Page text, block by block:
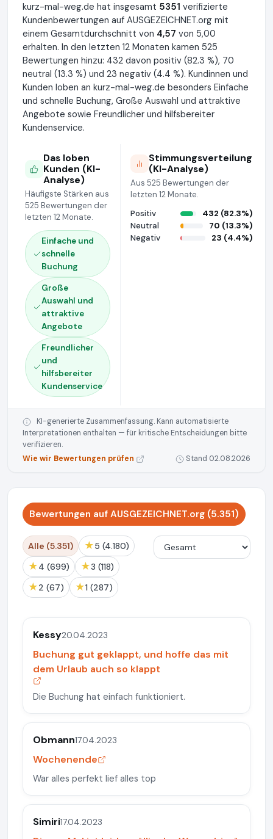
kurz-mal-weg.de hat insgesamt 5351 verifizierte
Kundenbewertungen auf AUSGEZEICHNET.org mit
einem Gesamtdurchschnitt von 4,57 von 5,00
erhalten. In den letzten 12 Monaten kamen 525
Bewertungen hinzu: 432 davon positiv (82.3 %), 70
neutral (13.3 %) und 23 negativ (4.4 %). Kundinnen und
Kunden loben an kurz-mal-weg.de besonders Einfache
und schnelle Buchung, Große Auswahl und attraktive
Angebote sowie Freundlicher und hilfsbereiter
Kundenservice.
Das loben
Kunden (KI-
Analyse)
Häufigste Stärken aus
525 Bewertungen der
letzten 12 Monate.
Einfache und
schnelle
Buchung
Große
Auswahl und
attraktive
Angebote
Freundlicher
und
hilfsbereiter
Kundenservice
Stimmungsverteilung
(KI-Analyse)
Aus 525 Bewertungen der
letzten 12 Monate.
Positiv
432 (82.3%)
Neutral
70 (13.3%)
Negativ
23 (4.4%)
KI-generierte Zusammenfassung. Kann automatisierte
Interpretationen enthalten — für kritische Entscheidungen bitte
verifizieren.
Wie wir Bewertungen prüfen
Stand 02.08.2026
Bewertungen auf AUSGEZEICHNET.org (5.351)
Alle (5.351) ★ 5 (4.180)
★ 4 (699) ★ 3 (118)
★ 2 (67) ★ 1 (287)
Kessy20.04.2023
Buchung gut geklappt, und hoffe das mit
dem Urlaub auch so klappt
Die Buchung hat einfach funktioniert.
Obmann17.04.2023
Wochenende
War alles perfekt lief alles top
Simiri17.04.2023